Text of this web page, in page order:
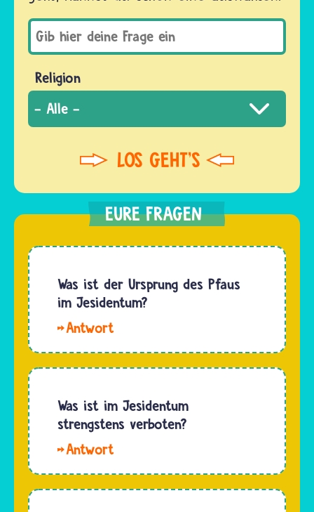
Religion
Was ist der Ursprung des Pfaus
im Jesidentum?
stammt
Mesopotamien,
einer
Region
im
Vorderen
Orient, in
Was ist im Jesidentum
strengstens verboten?
Grundsätzlich